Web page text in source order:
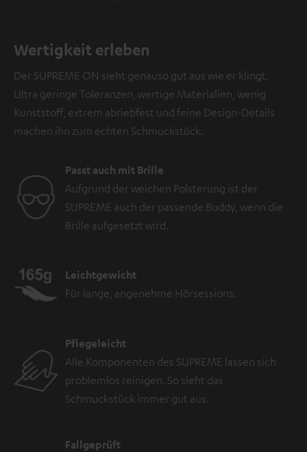
Wertigkeit erleben
Der SUPREME ON sieht genauso gut aus wie er klingt.
Ultra geringe Toleranzen, wertige Materialien, wenig
Kunststoff, extrem abriebfest und feine Design-Details
machen ihn zum echten Schmuckstück.
Passt auch mit Brille
Aufgrund der weichen Polsterung ist der
SUPREME auch der passende Buddy, wenn die
Brille aufgesetzt wird.
Leichtgewicht
Für lange, angenehme Hörsessions.
Pflegeleicht
Alle Komponenten des SUPREME lassen sich
problemlos reinigen. So sieht das
Schmuckstück immer gut aus.
Fallgeprüft